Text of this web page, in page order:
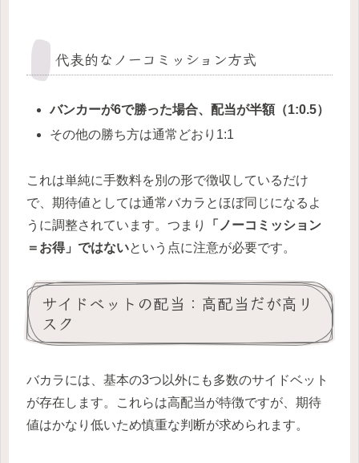
代表的なノーコミッション方式
バンカーが6で勝った場合、配当が半額（1:0.5）
その他の勝ち方は通常どおり1:1
これは単純に手数料を別の形で徴収しているだけ
で、期待値としては通常バカラとほぼ同じになるよ
うに調整されています。つまり
「ノーコミッション
＝お得」ではないという点に注意が必要です。
サイドベットの配当：高配当だが高リ
スク
バカラには、基本の3つ以外にも多数のサイドベット
が存在します。これらは高配当が特徴ですが、期待
値はかなり低いため慎重な判断が求められます。